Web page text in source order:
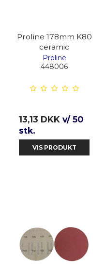
Proline 178mm K80
ceramic
Proline
448006
13,13 DKK v/ 50
stk.
VIS PRODUKT